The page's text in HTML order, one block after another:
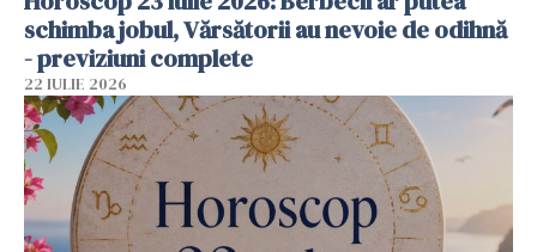
schimba jobul, Vărsătorii au nevoie de odihnă
- previziuni complete
22 IULIE 2026